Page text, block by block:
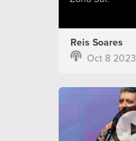
Reis Soares
Oct 8 2023